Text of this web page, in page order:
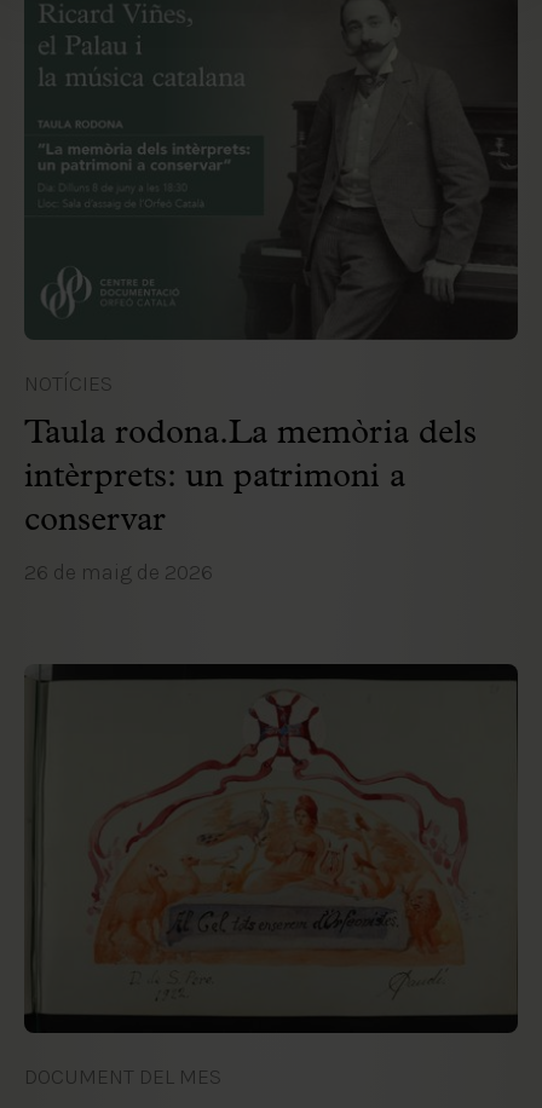
NOTÍCIES
Taula rodona.La memòria dels
intèrprets: un patrimoni a
conservar
26 de maig de 2026
DOCUMENT DEL MES